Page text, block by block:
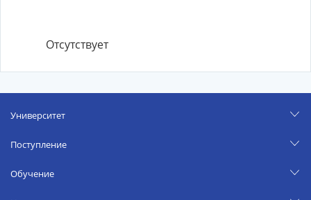
Отсутствует
Университет
Поступление
Обучение